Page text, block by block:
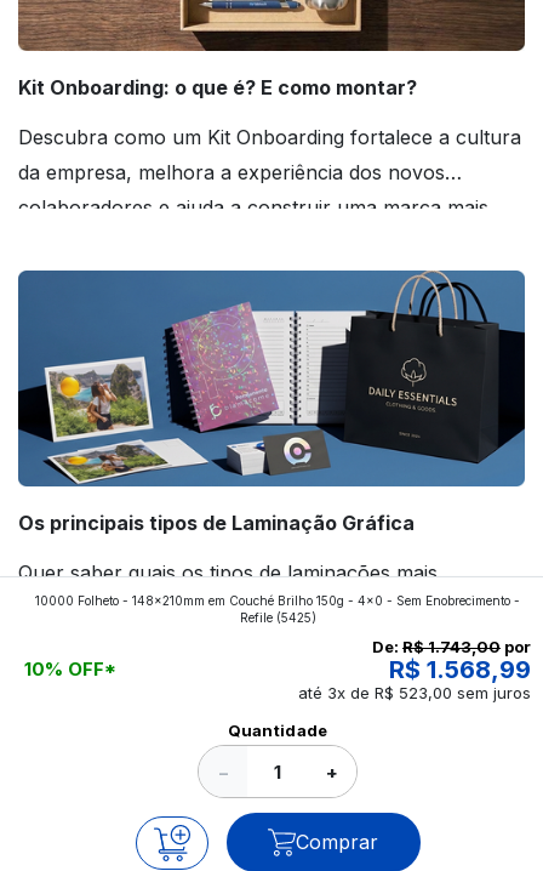
Kit Onboarding: o que é? E como montar?
Descubra como um Kit Onboarding fortalece a cultura
da empresa, melhora a experiência dos novos
colaboradores e ajuda a construir uma marca mais
Os principais tipos de Laminação Gráfica
Quer saber quais os tipos de laminações mais
aplicados nos impressos da gráfica FuturaIM? Então,
continue a leitura que vamos revelar para você!
10000 Folheto - 148x210mm em Couché Brilho 150g - 4x0 - Sem Enobrecimento -
Refile(5425)
10% OFF*
De: R$ 1.743,00 por
R$ 1.568,99
até 3x de R$ 523,00 sem juros
Quantidade
− +
Comprar